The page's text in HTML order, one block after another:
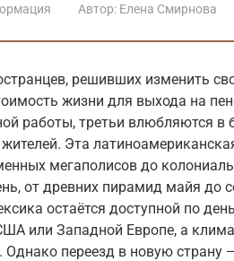
Автор: Елена Смирнова
решивших изменить
жизни для выхода на
работы, третьи влюбляются в
Эта
мегаполисов до
от древних пирамид майя до
остаётся доступной по
или Западной Европе, а
Однако переезд в новую страну